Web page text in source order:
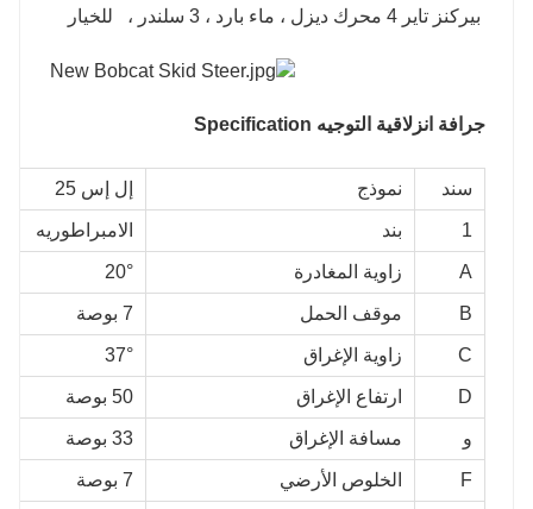
بيركنز تاير 4 محرك ديزل ، ماء بارد ، 3 سلندر ، للخيار
جرافة انزلاقية التوجيه S pecification
سند نموذج إل إس 25
1 بند الامبراطوريه
A زاوية المغادرة 20°
B موقف الحمل 7 بوصة
C زاوية الإغراق 37°
D ارتفاع الإغراق 50 بوصة
و مسافة الإغراق 33 بوصة
F الخلوص الأرضي 7 بوصة